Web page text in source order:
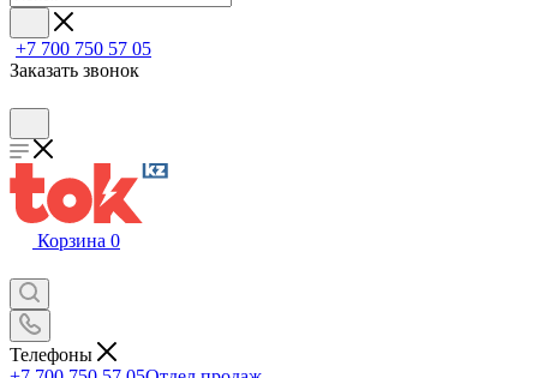
+7 700 750 57 05
Заказать звонок
Корзина 0
Телефоны